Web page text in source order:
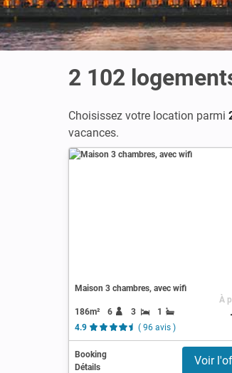
2 102
Choisissez votre location parmi
vacances.
Maison 3 chambres, avec wifi
186m² 6 3
1
4.9
( 96 avis )
À
Booking
Détails
Voir